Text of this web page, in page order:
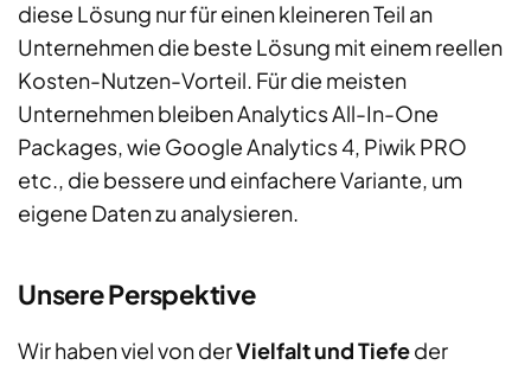
diese Lösung nur für einen kleineren Teil an
Unternehmen die beste Lösung mit einem reellen
Kosten-Nutzen-Vorteil. Für die meisten
Unternehmen bleiben Analytics All-In-One
Packages, wie Google Analytics 4, Piwik PRO
etc., die bessere und einfachere Variante, um
eigene Daten zu analysieren.
Unsere Perspektive
Wir haben viel von derVielfalt und Tiefeder